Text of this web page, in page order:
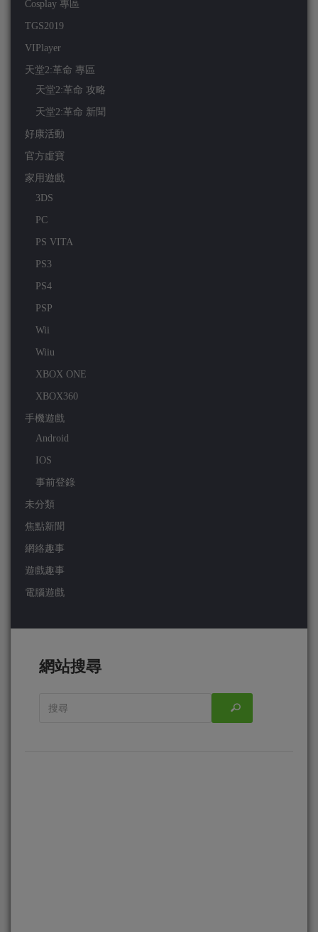
Cosplay 專區
TGS2019
VIPlayer
天堂2:革命 專區
天堂2:革命 攻略
天堂2:革命 新聞
好康活動
官方虛寶
家用遊戲
3DS
PC
PS VITA
PS3
PS4
PSP
Wii
Wiiu
XBOX ONE
XBOX360
手機遊戲
Android
IOS
事前登錄
未分類
焦點新聞
網絡趣事
遊戲趣事
電腦遊戲
網站搜尋